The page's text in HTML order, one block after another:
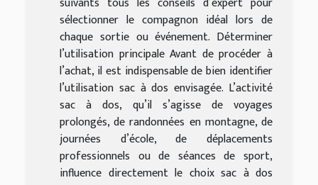
sélectionner le compagnon idéal lors de
chaque sortie ou événement. Déterminer
l’utilisation principale Avant de procéder à
l’achat, il est indispensable de bien identifier
l’utilisation sac à dos envisagée. L’activité
sac à dos, qu’il s’agisse de voyages
prolongés, de randonnées en montagne, de
journées d’école, de déplacements
professionnels ou de séances de sport,
influence directement le choix sac à dos